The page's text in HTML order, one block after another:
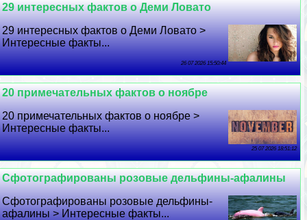
29 интересных фактов о Деми Ловато
29 интересных фактов о Деми Ловато >
Интересные факты...
26 07 2026 15:50:44
20 примечательных фактов о ноябре
20 примечательных фактов о ноябре >
Интересные факты...
25 07 2026 18:51:12
Сфотографированы розовые дельфины-афалины
Сфотографированы розовые дельфины-
афалины > Интересные факты...